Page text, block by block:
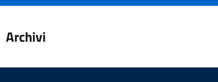
Archivi